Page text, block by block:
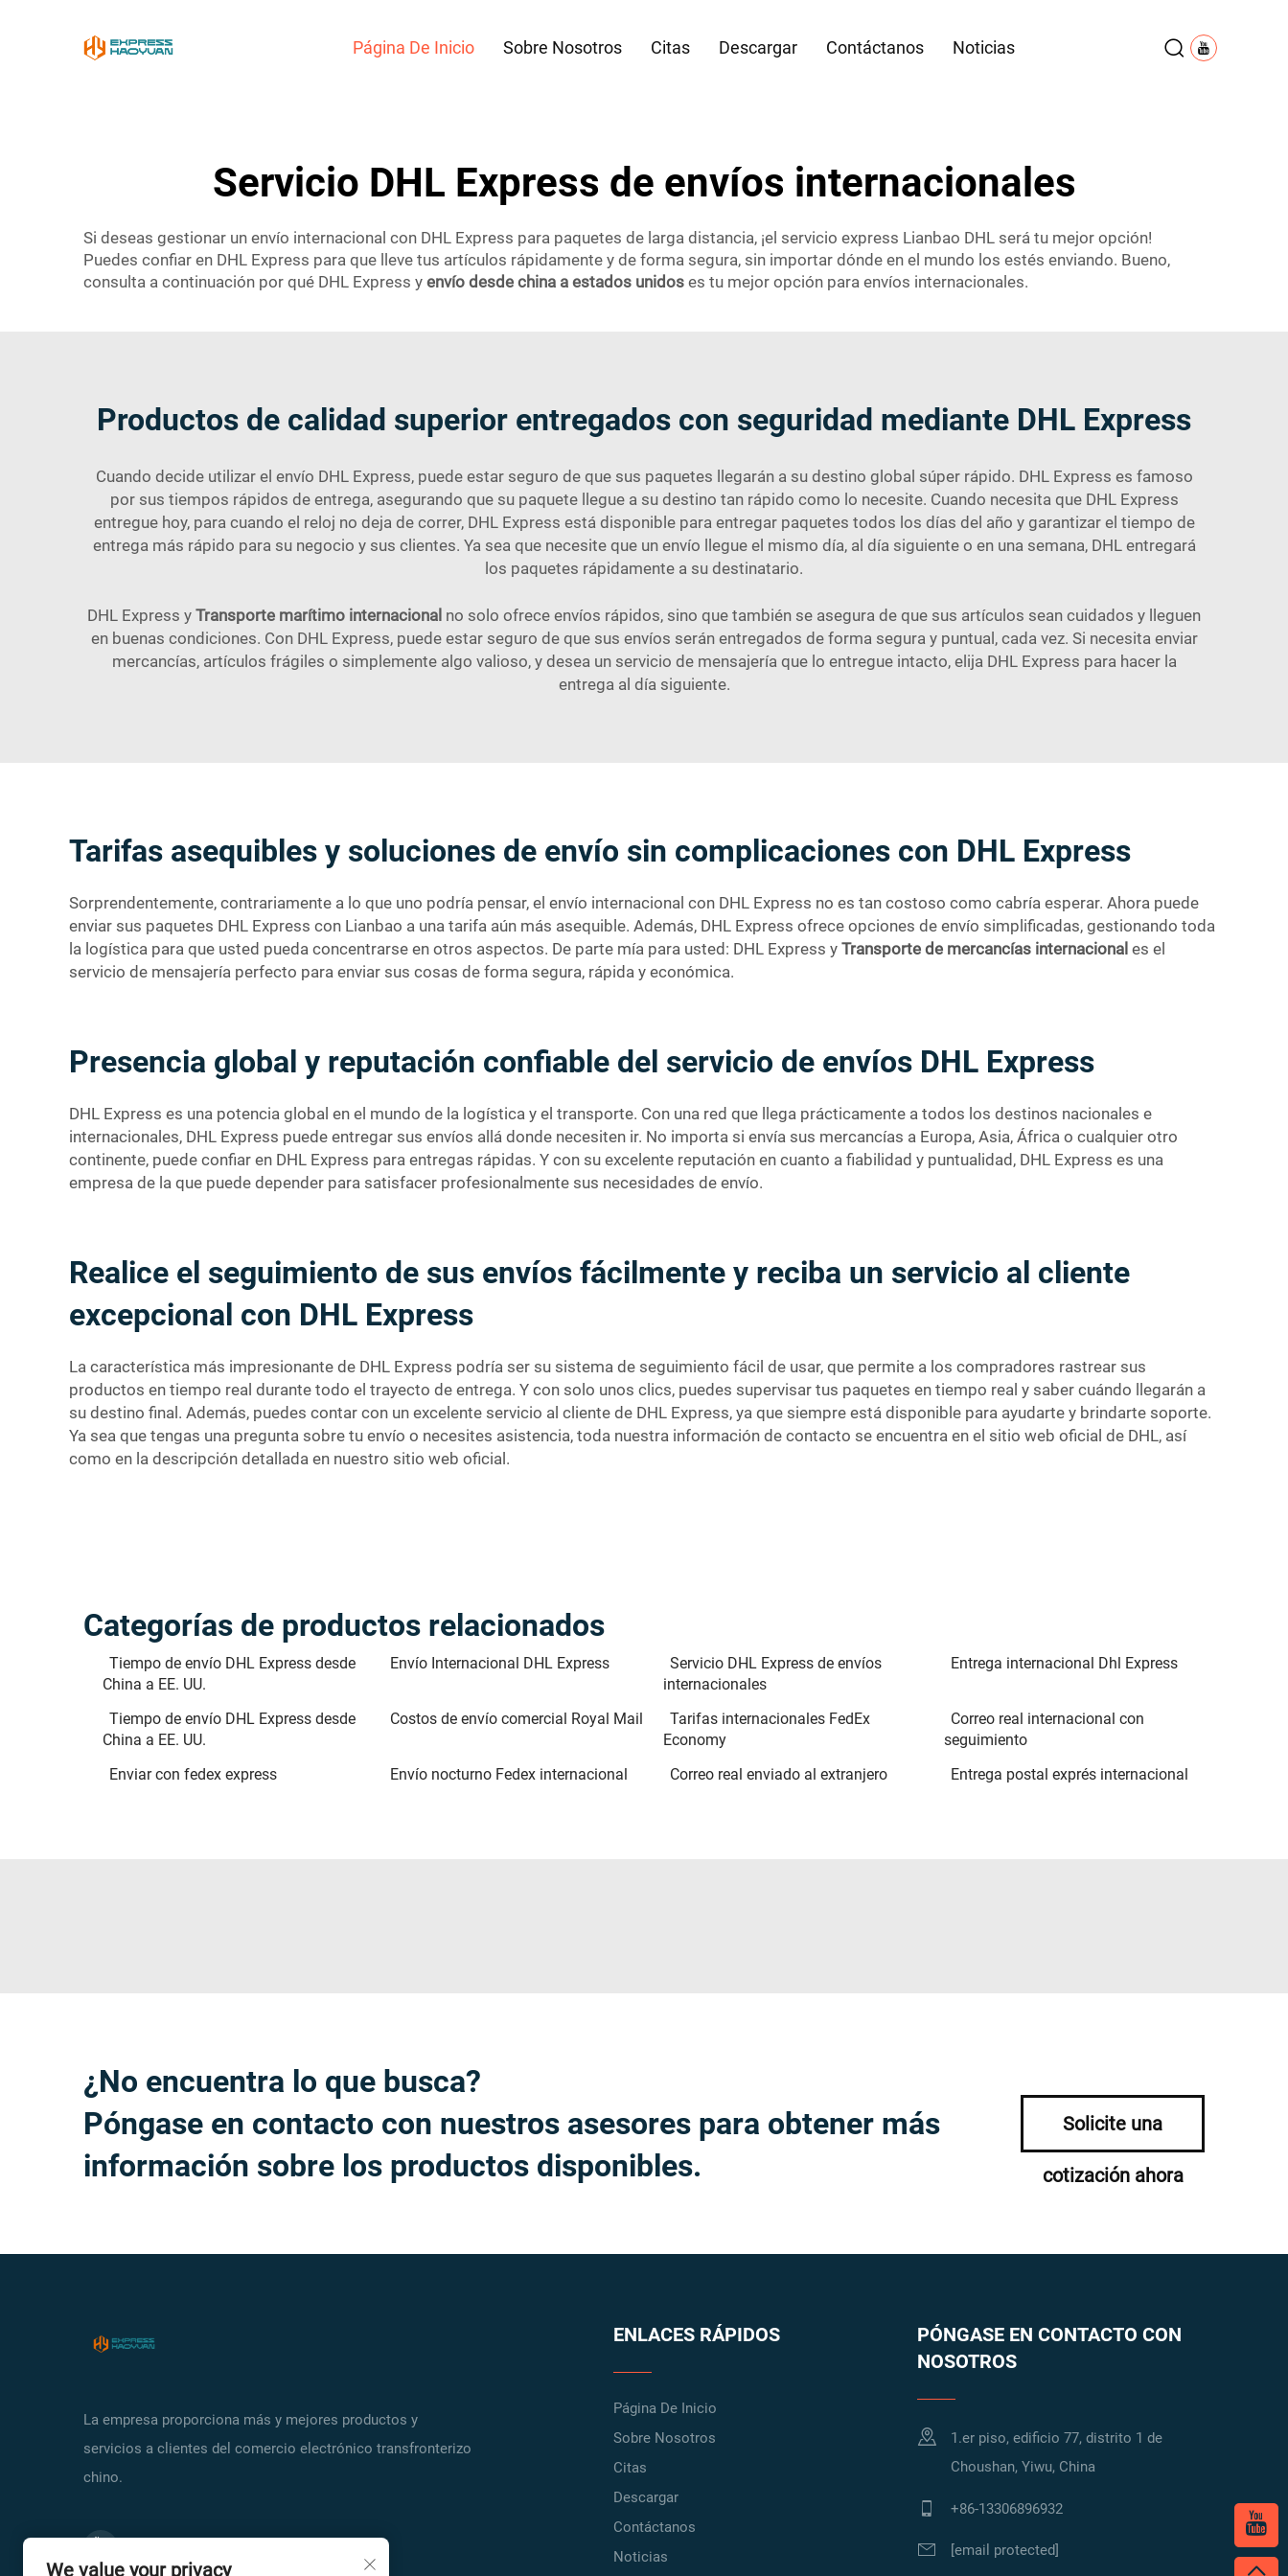
Página De Inicio Sobre Nosotros Citas Descargar Contáctanos Noticias
Servicio DHL Express de envíos internacionales
Si deseas gestionar un envío internacional con DHL Express para paquetes de larga distancia, ¡el servicio express Lianbao DHL será tu mejor opción!
Puedes confiar en DHL Express para que lleve tus artículos rápidamente y de forma segura, sin importar dónde en el mundo los estés enviando. Bueno,
consulta a continuación por qué DHL Express y envío desde china a estados unidos es tu mejor opción para envíos internacionales.
Productos de calidad superior entregados con seguridad mediante DHL Express
Cuando decide utilizar el envío DHL Express, puede estar seguro de que sus paquetes llegarán a su destino global súper rápido. DHL Express es famoso
por sus tiempos rápidos de entrega, asegurando que su paquete llegue a su destino tan rápido como lo necesite. Cuando necesita que DHL Express
entregue hoy, para cuando el reloj no deja de correr, DHL Express está disponible para entregar paquetes todos los días del año y garantizar el tiempo de
entrega más rápido para su negocio y sus clientes. Ya sea que necesite que un envío llegue el mismo día, al día siguiente o en una semana, DHL entregará
los paquetes rápidamente a su destinatario.
DHL Express y Transporte marítimo internacional no solo ofrece envíos rápidos, sino que también se asegura de que sus artículos sean cuidados y lleguen
en buenas condiciones. Con DHL Express, puede estar seguro de que sus envíos serán entregados de forma segura y puntual, cada vez. Si necesita enviar
mercancías, artículos frágiles o simplemente algo valioso, y desea un servicio de mensajería que lo entregue intacto, elija DHL Express para hacer la
entrega al día siguiente.
Tarifas asequibles y soluciones de envío sin complicaciones con DHL Express
Sorprendentemente, contrariamente a lo que uno podría pensar, el envío internacional con DHL Express no es tan costoso como cabría esperar. Ahora puede
enviar sus paquetes DHL Express con Lianbao a una tarifa aún más asequible. Además, DHL Express ofrece opciones de envío simplificadas, gestionando toda
la logística para que usted pueda concentrarse en otros aspectos. De parte mía para usted: DHL Express y Transporte de mercancías internacional es el
servicio de mensajería perfecto para enviar sus cosas de forma segura, rápida y económica.
Presencia global y reputación confiable del servicio de envíos DHL Express
DHL Express es una potencia global en el mundo de la logística y el transporte. Con una red que llega prácticamente a todos los destinos nacionales e
internacionales, DHL Express puede entregar sus envíos allá donde necesiten ir. No importa si envía sus mercancías a Europa, Asia, África o cualquier otro
continente, puede confiar en DHL Express para entregas rápidas. Y con su excelente reputación en cuanto a fiabilidad y puntualidad, DHL Express es una
empresa de la que puede depender para satisfacer profesionalmente sus necesidades de envío.
Realice el seguimiento de sus envíos fácilmente y reciba un servicio al cliente
excepcional con DHL Express
La característica más impresionante de DHL Express podría ser su sistema de seguimiento fácil de usar, que permite a los compradores rastrear sus
productos en tiempo real durante todo el trayecto de entrega. Y con solo unos clics, puedes supervisar tus paquetes en tiempo real y saber cuándo llegarán a
su destino final. Además, puedes contar con un excelente servicio al cliente de DHL Express, ya que siempre está disponible para ayudarte y brindarte soporte.
Ya sea que tengas una pregunta sobre tu envío o necesites asistencia, toda nuestra información de contacto se encuentra en el sitio web oficial de DHL, así
como en la descripción detallada en nuestro sitio web oficial.
Categorías de productos relacionados
Tiempo de envío DHL Express desde
China a EE. UU.
Envío Internacional DHL Express
Servicio DHL Express de envíos
internacionales
Entrega internacional Dhl Express
Tiempo de envío DHL Express desde
China a EE. UU.
Costos de envío comercial Royal Mail
Tarifas internacionales FedEx
Economy
Correo real internacional con
seguimiento
Enviar con fedex express
Envío nocturno Fedex internacional Correo real enviado al extranjero Entrega postal exprés internacional
¿No encuentra lo que busca?
Póngase en contacto con nuestros asesores para obtener más
información sobre los productos disponibles.
Solicite una
cotización ahora
La empresa proporciona más y mejores productos y
servicios a clientes del comercio electrónico transfronterizo
chino.
ENLACES RÁPIDOS
Página De Inicio
Sobre Nosotros
Citas
Descargar
Contáctanos
Noticias
PÓNGASE EN CONTACTO CON
NOSOTROS
1.er piso, edificio 77, distrito 1 de
Choushan, Yiwu, China
+86-13306896932
[email protected]
We value your privacy